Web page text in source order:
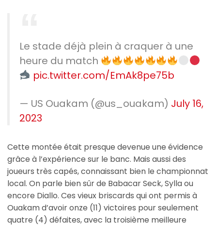
Le stade déjà plein à craquer à une
heure du match
pic.twitter.com/EmAk8pe75b
— US Ouakam (@us_ouakam) July 16,
2023
Cette montée était presque devenue une évidence
grâce à l’expérience sur le banc. Mais aussi des
joueurs très capés, connaissant bien le championnat
local. On parle bien sûr de Babacar Seck, Sylla ou
encore Diallo. Ces vieux briscards qui ont permis à
Ouakam d’avoir onze (11) victoires pour seulement
quatre (4) défaites, avec la troisième meilleure